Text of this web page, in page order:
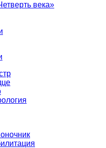
века»